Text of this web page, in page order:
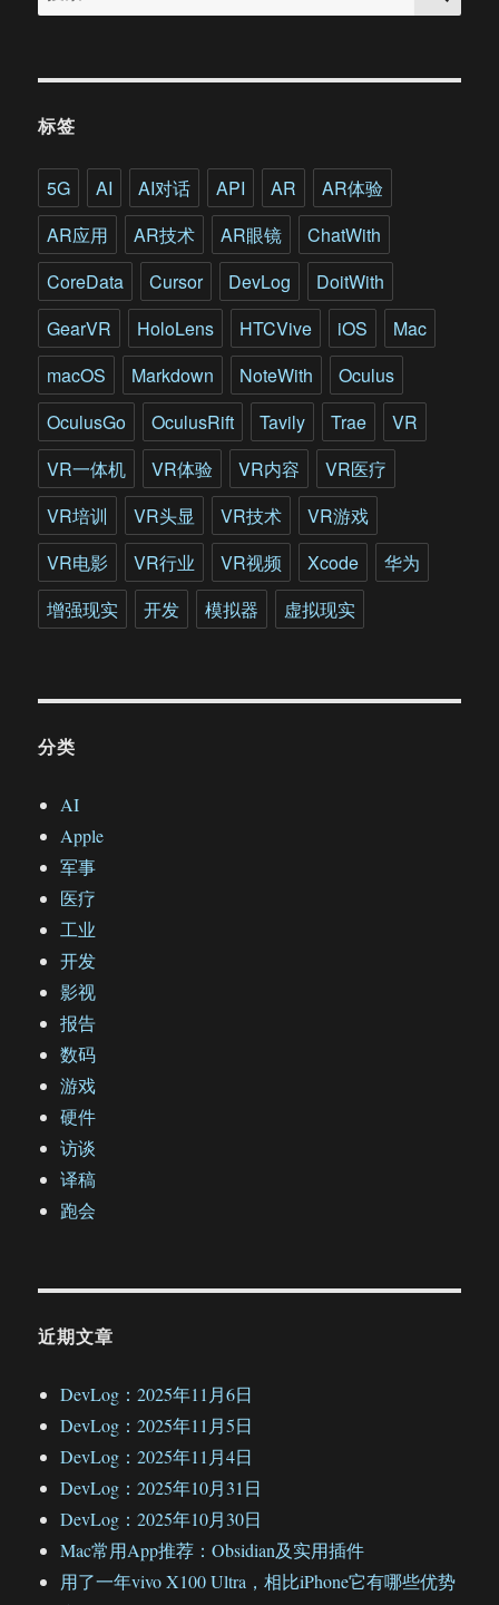
间
融
之
后，
要
做
自
动
驾
驶
了?
索：
标签
5G AI AI对话 API AR
AR体验
AR应用
AR技术 AR眼镜
ChatWith
CoreData
Cursor DevLog
DoitWith
GearVR
HoloLens HTCVive iOS
Mac
macOS
Markdown NoteWith
Oculus
OculusGo
OculusRift Tavily Trae
VR
VR一体机
VR体验 VR内容
VR医疗
VR培训
VR头显 VR技术
VR游戏
VR电影
VR行业 VR视频 Xcode
华为
增强现实
开发 模拟器 虚拟现实
分类
AI
Apple
军事
医疗
工业
开发
影视
报告
数码
游戏
硬件
访谈
译稿
跑会
近期文章
DevLog：2025年11月6日
DevLog：2025年11月5日
DevLog：2025年11月4日
DevLog：2025年10月31日
DevLog：2025年10月30日
Mac常用App推荐：Obsidian及实用插件
用了一年vivo X100 Ultra，相比iPhone它有哪些优势